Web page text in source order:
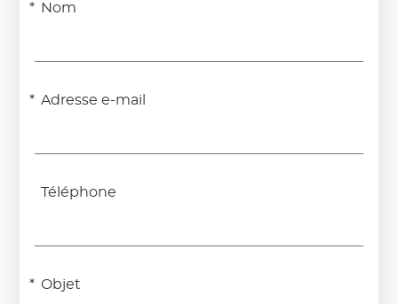
Nom
Adresse e-mail
Téléphone
Objet